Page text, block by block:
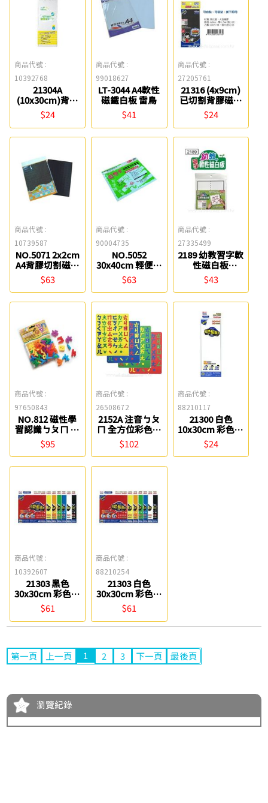
商品代號 :
10392768
21304A
(10x30cm)背膠
軟性磁片
Success
$24
商品代號 :
99018627
LT-3044 A4軟性
磁鐵白板 雷鳥
$41
商品代號 :
27205761
21316 (4x9cm)
已切割背膠磁膠
片 Success成功
$24
商品代號 :
10739587
NO.5071 2x2cm
A4背膠切割磁片
旻新
$63
商品代號 :
90004735
NO.5052
30x40cm 輕便式
軟性磁片白板 旻
新
$63
商品代號 :
27335499
2189 幼教習字軟
性磁白板
Success成功
$43
商品代號 :
97650843
NO.812 磁性學
習認識ㄅㄆㄇ 雷
鳥
$95
商品代號 :
26508672
2152A 注音ㄅㄆ
ㄇ 全方位彩色幼
教磁鐵板
Success
$102
商品代號 :
88210117
21300 白色
10x30cm 彩色軟
性磁鐵膠片
Success
$24
商品代號 :
10392607
21303 黑色
30x30cm 彩色軟
性磁鐵膠片
Success
$61
商品代號 :
88210254
21303 白色
30x30cm 彩色軟
性磁鐵膠片
Success
$61
第一頁 上一頁 1 2 3 下一頁 最後頁
瀏覽紀錄